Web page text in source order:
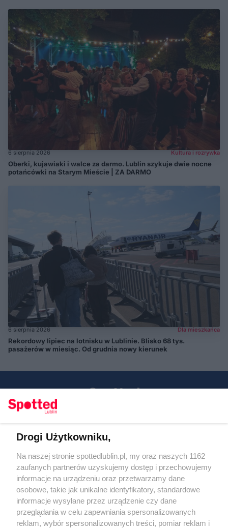
6 sierpnia 2026 Kultura i rozrywka
Oberki, kujawiaki i walce za darmo. Lublin szykuje dwie nocne
potańcówki na Starym Mieście | ZA DARMO
6 sierpnia 2026 Dla mieszkańca
Rekordowy lipiec na lotnisku w Lublinie. Blisko 68 tys.
pasażerów w miesiąc. Od grudnia nowy kierunek
KATEGORIE
Regulamin
Polityka prywatności
RODO
Warunki korzystania z treści
Drogi Użytkowniku,
Na naszej stronie spottedlublin.pl, my oraz naszych 1162
zaufanych partnerów uzyskujemy dostęp i przechowujemy
informacje na urządzeniu oraz przetwarzamy dane
osobowe, takie jak unikalne identyfikatory, standardowe
informacje wysyłane przez urządzenie czy dane
przeglądania w celu zapewniania spersonalizowanych
reklam, wybór spersonalizowanych treści, pomiar reklam i